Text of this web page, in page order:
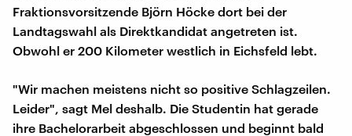
Fraktionsvorsitzende Björn Höcke dort bei der
Landtagswahl als Direktkandidat angetreten ist.
Obwohl er 200 Kilometer westlich in Eichsfeld lebt.
"Wir machen meistens nicht so positive Schlagzeilen.
Leider", sagt Mel deshalb. Die Studentin hat gerade
ihre Bachelorarbeit abgeschlossen und beginnt bald